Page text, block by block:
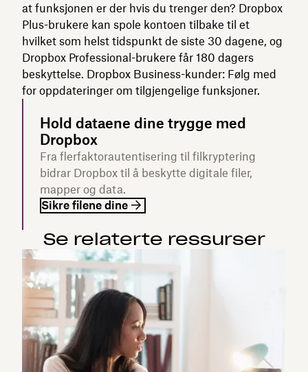
at funksjonen er der hvis du trenger den? Dropbox
Plus-brukere kan spole kontoen tilbake til et
hvilket som helst tidspunkt de siste 30 dagene, og
Dropbox Professional-brukere får 180 dagers
beskyttelse. Dropbox Business-kunder: Følg med
for oppdateringer om tilgjengelige funksjoner.
Hold dataene dine trygge med
Dropbox
Fra flerfaktorautentisering til filkryptering
bidrar Dropbox til å beskytte digitale filer,
mapper og data.
Sikre filene dine
Se relaterte ressurser